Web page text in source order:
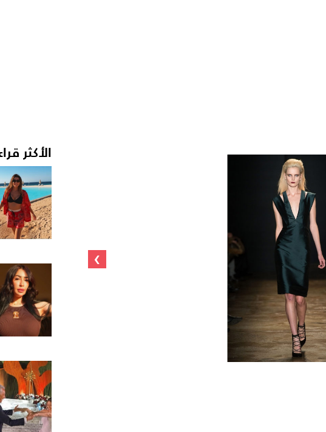
›
الأكثر